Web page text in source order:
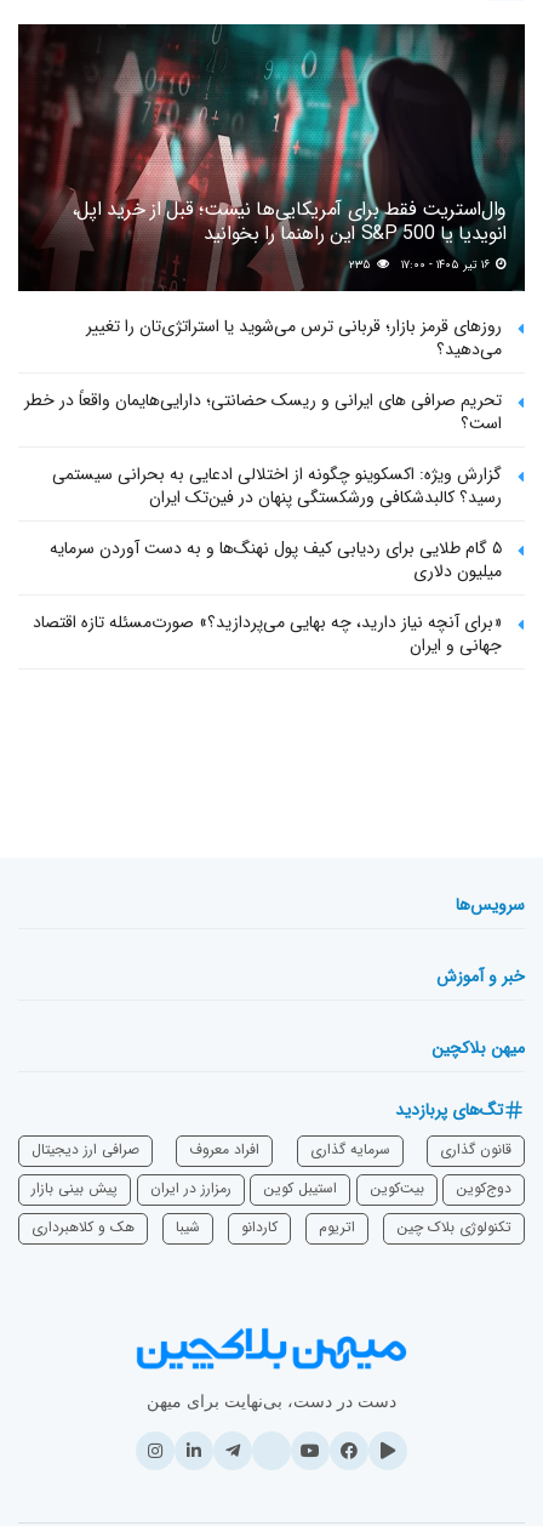
وال‌استریت فقط برای آمریکایی‌ها نیست؛ قبل از خرید اپل،
انویدیا یا S&P 500 این راهنما را بخوانید
۲۳۵
روزهای قرمز بازار؛ قربانی ترس می‌شوید یا استراتژی‌تان را تغییر
می‌دهید؟
تحریم صرافی های ایرانی و ریسک حضانتی؛ دارایی‌هایمان واقعاً در خطر
است؟
گزارش ویژه: اکسکوینو چگونه از اختلالی ادعایی به بحرانی سیستمی
رسید؟ کالبدشکافی ورشکستگی پنهان در فین‌تک ایران
۵ گام طلایی برای ردیابی کیف پول‌ نهنگ‌ها و به دست آوردن سرمایه
میلیون دلاری
«برای آنچه نیاز دارید، چه بهایی می‌پردازید؟» صورت‌مسئله تازه اقتصاد
جهانی و ایران
سرویس‌ها
خبر و آموزش
میهن بلاکچین
تگ‌های پربازدید
قانون گذاری سرمایه‌ گذاری افراد معروف
صرافی ارز دیجیتال
دوج‌کوین
بیت‌کوین استیبل کوین رمزارز در ایران
پیش بینی بازار
تکنولوژی بلاک چین
اتریوم ‌کاردانو شیبا هک و کلاهبرداری
دست در دست، بی‌نهایت برای میهن